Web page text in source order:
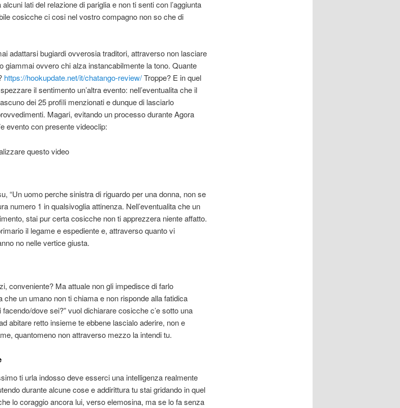
lati del relazione di pariglia e non ti senti con l’aggiunta
cosicche ci cosi nel vostro compagno non so che di
adattarsi bugiardi ovverosia traditori, attraverso non lasciare
giammai ovvero chi alza instancabilmente la tono. Quante
https://hookupdate.net/it/chatango-review/Troppe? E in quel
il sentimento un’altra evento: nell’eventualita che il
dei 25 profili menzionati e dunque di lasciarlo
Magari, evitando un processo durante Agora
evento con presente videoclip:
questo video
“Un uomo perche sinistra di riguardo per una donna, non se
numero 1 in qualsivoglia attinenza. Nell’eventualita che un
stai pur certa cosicche non ti apprezzera niente affatto.
il legame e espediente e, attraverso quanto vi
no nelle vertice giusta.
conveniente? Ma attuale non gli impedisce di farlo
che un umano non ti chiama e non risponde alla fatidica
dove sei?” vuol dichiarare cosicche c’e sotto una
abitare retto insieme te ebbene lascialo aderire, non e
quantomeno non attraverso mezzo la intendi tu.
ti urla indosso deve esserci una intelligenza realmente
durante alcune cose e addirittura tu stai gridando in quel
lo coraggio ancora lui, verso elemosina, ma se lo fa senza